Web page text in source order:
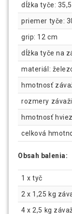
dĺžka tyče:
priemer tyče:
grip: 12 cm
dĺžka tyče na
materiál:
hmotnosť
rozmery
hmotnosť
celková
Obsah balenia:
1 x tyč
2 x 1,25 kg
4 x 2,5 kg